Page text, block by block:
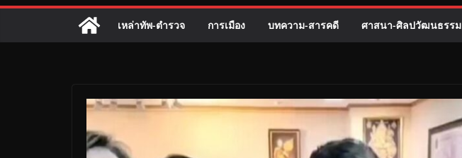
เหล่าทัพ-ตำรวจ การเมือง บทความ-สารคดี ศาสนา-ศิลปวัฒนธรรม